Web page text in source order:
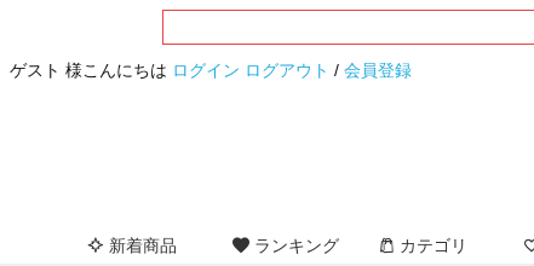
ゲスト 様こんにちは ログイン ログアウト / 会員登録
新着商品 ランキング カテゴリ